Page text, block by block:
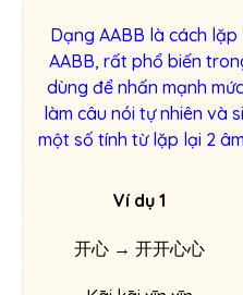
Dạng AABB là cách
AABB, rất phổ biến
dùng để nhấn mạnh
làm câu nói tự nhiên và
một số tính từ lặp lại 2
Ví dụ 1
开心 → 开开心心